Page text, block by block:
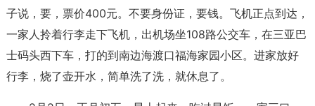
子说，要，票价400元。不要身份证，要钱。飞机正点到达，
一家人拎着行李走下飞机，出机场坐108路公交车，在三亚巴
士码头西下车，打的到南边海渡口福海家园小区。进家放好
行李，烧了壶开水，简单洗了洗，就休息了。